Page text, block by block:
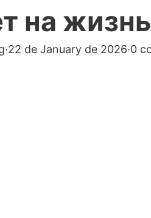
на жизнь
·22 de January de 2026·0